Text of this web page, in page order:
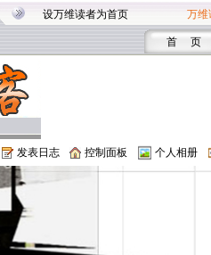
设万维读者为首页 万维
首 页
发表日志 控制面板 个人相册